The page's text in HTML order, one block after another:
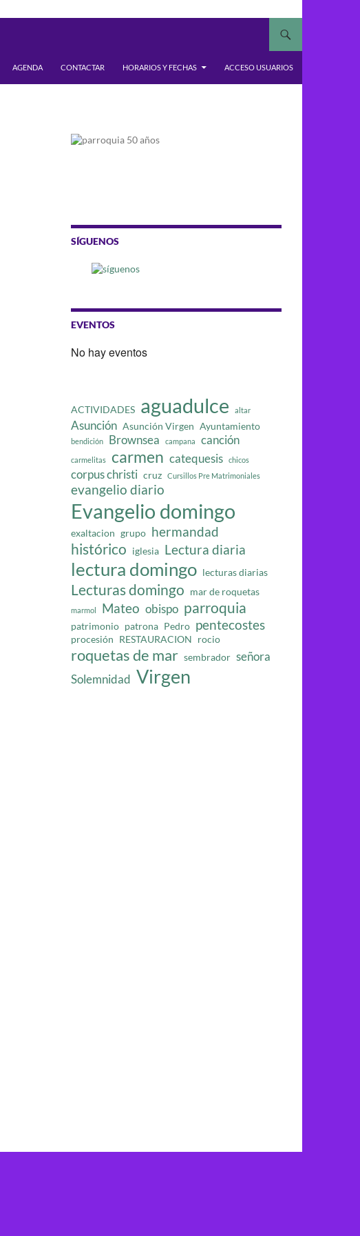
AGENDA CONTACTAR HORARIOS Y FECHAS ACCESO USUARIOS
SÍGUENOS
EVENTOS
No hay eventos
ACTIVIDADES aguadulce altar
Asunción Asunción Virgen Ayuntamiento
bendición Brownsea campana canción
carmelitas carmen catequesis chicos
corpus christi cruz Cursillos Pre Matrimoniales
evangelio diario
Evangelio domingo
exaltacion grupo hermandad
histórico iglesia Lectura diaria
lectura domingo lecturas diarias
Lecturas domingo mar de roquetas
marmol Mateo obispo parroquia
patrimonio patrona Pedro pentecostes
procesión RESTAURACION rocio
roquetas de mar sembrador señora
Solemnidad Virgen